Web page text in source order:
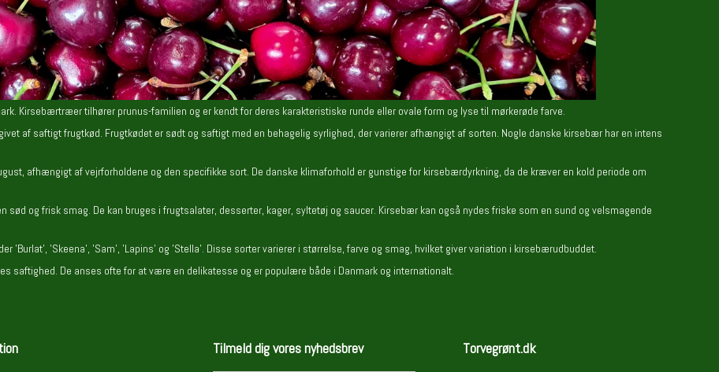
Kirsebærtræer tilhører prunus-familien og er kendt for deres karakteristiske runde eller ovale form og lyse til mørkerøde farve.
af saftigt frugtkød. Frugtkødet er sødt og saftigt med en behagelig syrlighed, der varierer afhængigt af sorten. Nogle danske kirsebær har en intens
afhængigt af vejrforholdene og den specifikke sort. De danske klimaforhold er gunstige for kirsebærdyrkning, da de kræver en kold periode om
sød og frisk smag. De kan bruges i frugtsalater, desserter, kager, syltetøj og saucer. Kirsebær kan også nydes friske som en sund og velsmagende
'Burlat', 'Skeena', 'Sam', 'Lapins' og 'Stella'. Disse sorter varierer i størrelse, farve og smag, hvilket giver variation i kirsebærudbuddet.
saftighed. De anses ofte for at være en delikatesse og er populære både i Danmark og internationalt.
Tilmeld dig vores nyhedsbrev Torvegrønt.dk